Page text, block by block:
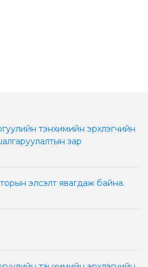
тэнхимийн эрхлэгчийн
зар
элсэлт явагдаж байна.